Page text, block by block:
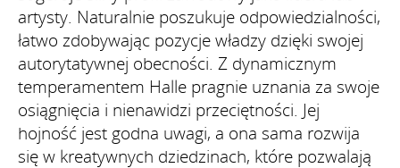
artysty. Naturalnie poszukuje odpowiedzialności,
łatwo zdobywając pozycje władzy dzięki swojej
autorytatywnej obecności. Z dynamicznym
temperamentem Halle pragnie uznania za swoje
osiągnięcia i nienawidzi przeciętności. Jej
hojność jest godna uwagi, a ona sama rozwija
się w kreatywnych dziedzinach, które pozwalają